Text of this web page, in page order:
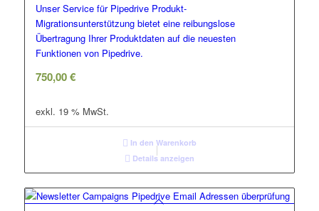
Unser Service für Pipedrive Produkt-
Migrationsunterstützung bietet eine reibungslose
Übertragung Ihrer Produktdaten auf die neuesten
Funktionen von Pipedrive.
750,00€
exkl. 19 % MwSt.
In den Warenkorb
Details anzeigen